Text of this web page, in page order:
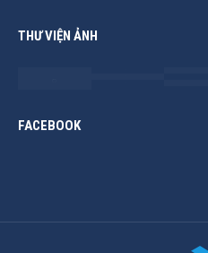
THƯ VIỆN ẢNH
FACEBOOK